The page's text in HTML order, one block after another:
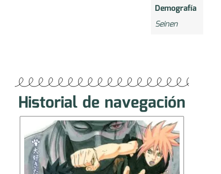
Demografía
Seinen
Historial de navegación